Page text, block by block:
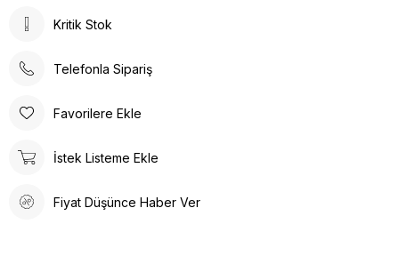
Kritik Stok
Telefonla Sipariş
Favorilere Ekle
İstek Listeme Ekle
Fiyat Düşünce Haber Ver